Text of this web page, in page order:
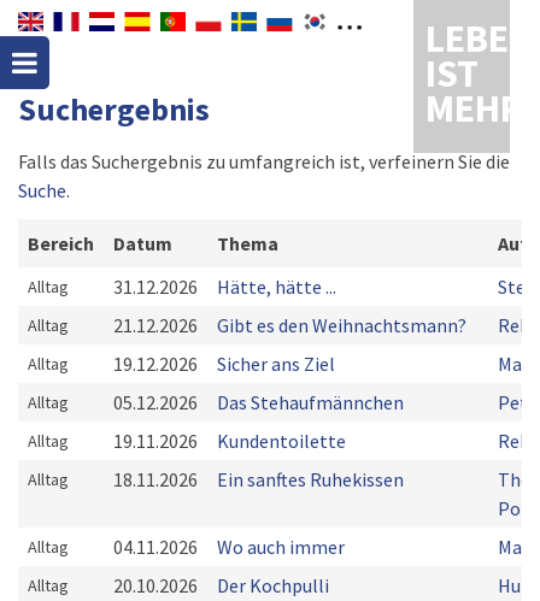
LEBEN
IST
MEHR
Suchergebnis
Falls das Suchergebnis zu umfangreich ist, verfeinern Sie die
Suche.
Bereich Datum Thema
Alltag 31.12.2026 Hätte, hätte ...
Alltag 21.12.2026 Gibt es den Weihnachtsmann?
Alltag 19.12.2026 Sicher ans Ziel
Alltag 05.12.2026 Das Stehaufmännchen
Alltag 19.11.2026 Kundentoilette
Alltag 18.11.2026 Ein sanftes Ruhekissen
Alltag 04.11.2026 Wo auch immer
Alltag 20.10.2026 Der Kochpulli